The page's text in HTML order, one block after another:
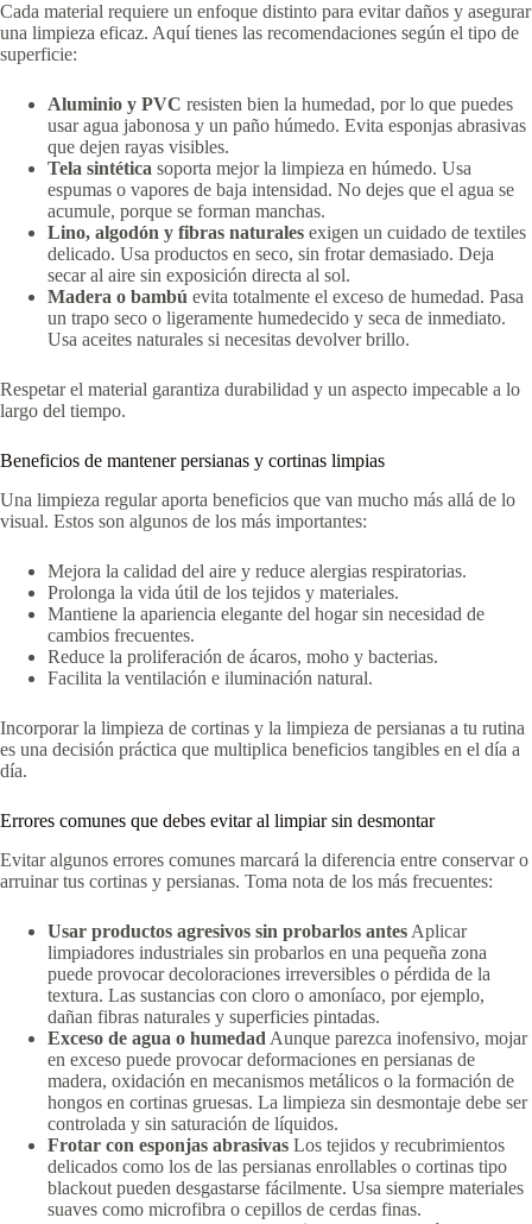
Cada material requiere un enfoque distinto para evitar daños y asegurar
una limpieza eficaz. Aquí tienes las recomendaciones según el tipo de
superficie:
Aluminio y PVC resisten bien la humedad, por lo que puedes
usar agua jabonosa y un paño húmedo. Evita esponjas abrasivas
que dejen rayas visibles.
Tela sintética soporta mejor la limpieza en húmedo. Usa
espumas o vapores de baja intensidad. No dejes que el agua se
acumule, porque se forman manchas.
Lino, algodón y fibras naturales exigen un cuidado de textiles
delicado. Usa productos en seco, sin frotar demasiado. Deja
secar al aire sin exposición directa al sol.
Madera o bambú evita totalmente el exceso de humedad. Pasa
un trapo seco o ligeramente humedecido y seca de inmediato.
Usa aceites naturales si necesitas devolver brillo.
Respetar el material garantiza durabilidad y un aspecto impecable a lo
largo del tiempo.
Beneficios de mantener persianas y cortinas limpias
Una limpieza regular aporta beneficios que van mucho más allá de lo
visual. Estos son algunos de los más importantes:
Mejora la calidad del aire y reduce alergias respiratorias.
Prolonga la vida útil de los tejidos y materiales.
Mantiene la apariencia elegante del hogar sin necesidad de
cambios frecuentes.
Reduce la proliferación de ácaros, moho y bacterias.
Facilita la ventilación e iluminación natural.
Incorporar la limpieza de cortinas y la limpieza de persianas a tu rutina
es una decisión práctica que multiplica beneficios tangibles en el día a
día.
Errores comunes que debes evitar al limpiar sin desmontar
Evitar algunos errores comunes marcará la diferencia entre conservar o
arruinar tus cortinas y persianas. Toma nota de los más frecuentes:
Usar productos agresivos sin probarlos antes Aplicar
limpiadores industriales sin probarlos en una pequeña zona
puede provocar decoloraciones irreversibles o pérdida de la
textura. Las sustancias con cloro o amoníaco, por ejemplo,
dañan fibras naturales y superficies pintadas.
Exceso de agua o humedad Aunque parezca inofensivo, mojar
en exceso puede provocar deformaciones en persianas de
madera, oxidación en mecanismos metálicos o la formación de
hongos en cortinas gruesas. La limpieza sin desmontaje debe ser
controlada y sin saturación de líquidos.
Frotar con esponjas abrasivas Los tejidos y recubrimientos
delicados como los de las persianas enrollables o cortinas tipo
blackout pueden desgastarse fácilmente. Usa siempre materiales
suaves como microfibra o cepillos de cerdas finas.